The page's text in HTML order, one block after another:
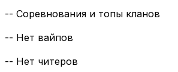
-- Соревнования и топы кланов
-- Нет вайпов
-- Нет читеров